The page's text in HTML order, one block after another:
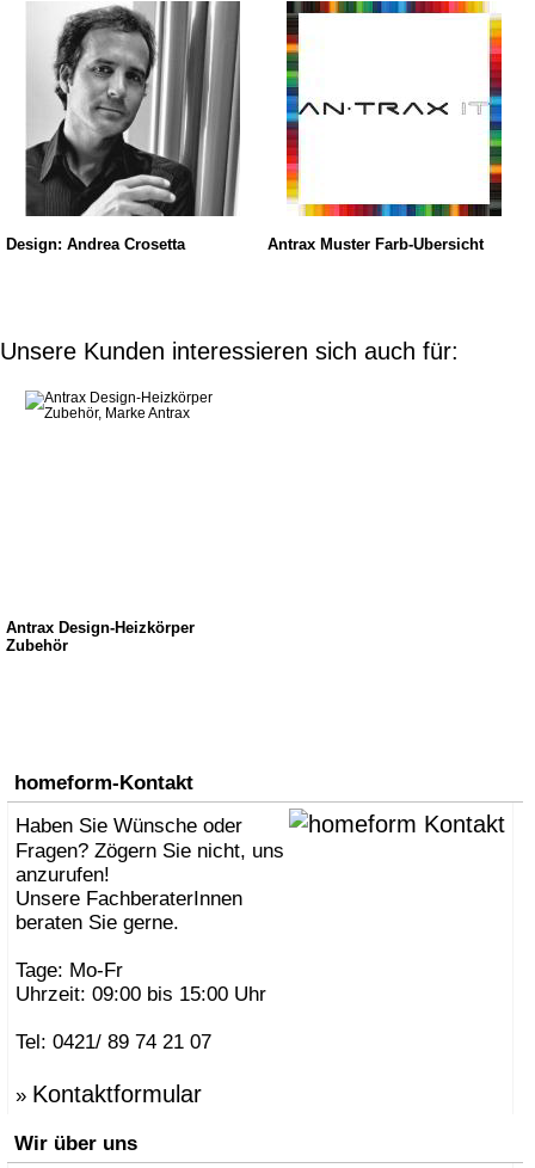
Design: Andrea Crosetta Antrax Muster Farb-Übersicht
Unsere Kunden interessieren sich auch für:
Antrax Design-Heizkörper
Zubehör
homeform-Kontakt
Haben Sie Wünsche oder
Fragen? Zögern Sie nicht, uns
anzurufen!
Unsere FachberaterInnen
beraten Sie gerne.
Tage: Mo-Fr
Uhrzeit: 09:00 bis 15:00 Uhr
Tel: 0421/ 89 74 21 07
» Kontaktformular
Wir über uns